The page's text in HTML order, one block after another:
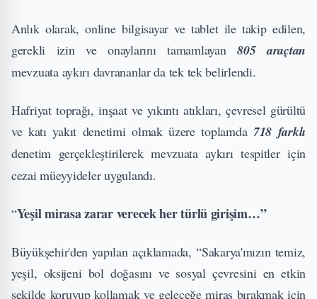
Anlık olarak, online bilgisayar ve tablet ile takip edilen,
gerekli izin ve onaylarını tamamlayan805 araçtan
mevzuata aykırı davrananlar da tek tek belirlendi.
Hafriyat toprağı, inşaat ve yıkıntı atıkları, çevresel gürültü
ve katı yakıt denetimi olmak üzere toplamda 718 farklı
denetim gerçekleştirilerek mevzuata aykırı tespitler için
cezai müeyyideler uygulandı.
“Yeşil mirasa zarar verecek her türlü girişim…”
Büyükşehir'den yapılan açıklamada, “Sakarya'mızın temiz,
yeşil, oksijeni bol doğasını ve sosyal çevresini en etkin
şekilde koruyup kollamak ve geleceğe miras bırakmak için